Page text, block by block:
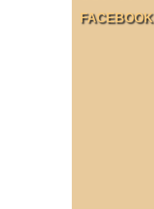
FACEBOOK